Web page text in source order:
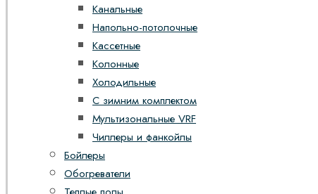
Канальные
Напольно-потолочные
Кассетные
Колонные
Холодильные
С зимним комплектом
Мультизональные VRF
Чиллеры и фанкойлы
Бойлеры
Обогреватели